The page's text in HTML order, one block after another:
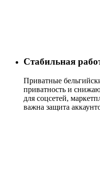
Стабильная
Приватные
приватность и
для соцсетей,
важна защита